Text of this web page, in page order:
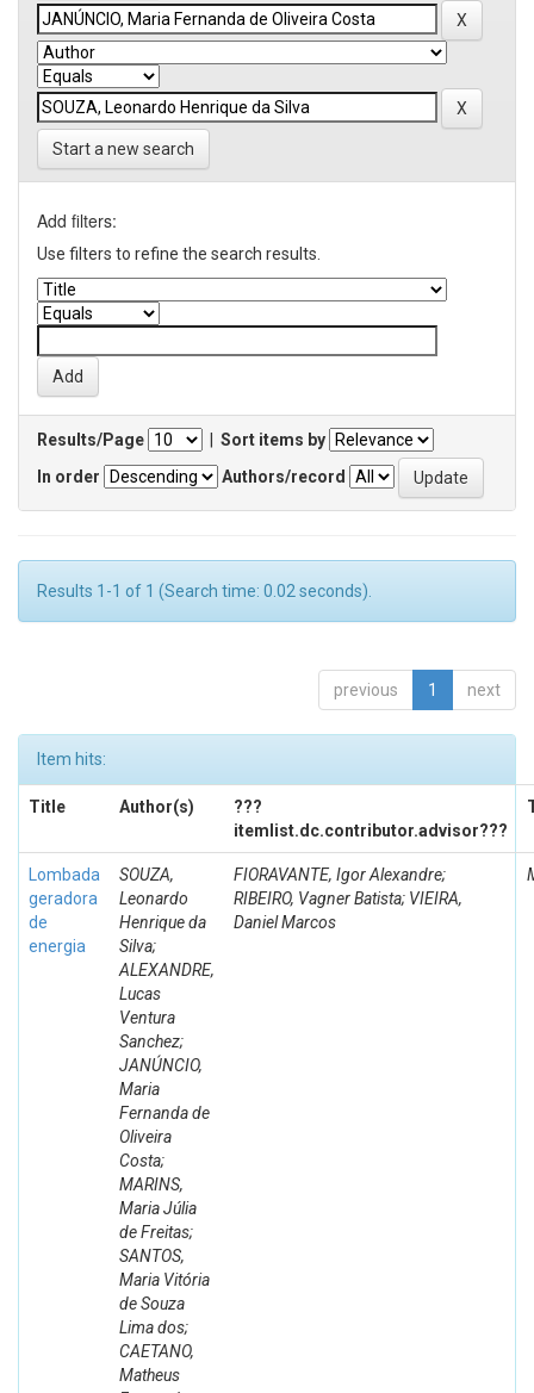
Start a new search
Add filters:
Use filters to refine the search results.
Results/Page
Sort items by
In order
Authors/record
Results 1-1 of 1 (Search time: 0.02 seconds).
previous 1 next
Item hits:
Title Author(s)
???
itemlist.dc.contributor.advisor???
Lombada
geradora
de
energia
SOUZA,
Leonardo
Henrique da
Silva;
ALEXANDRE,
Lucas
Ventura
Sanchez;
JANÚNCIO,
Maria
Fernanda de
Oliveira
Costa;
MARINS,
Maria Júlia
de Freitas;
SANTOS,
Maria Vitória
de Souza
Lima dos;
CAETANO,
Matheus
FIORAVANTE, Igor Alexandre;
RIBEIRO, Vagner Batista; VIEIRA,
Daniel Marcos